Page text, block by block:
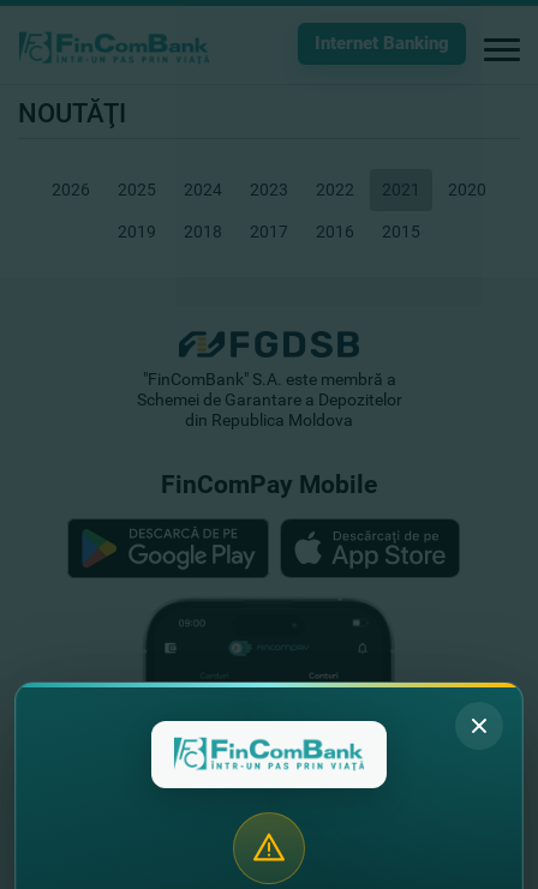
Internet Banking
NOUTĂŢI
2026 2025 2024 2023 2022 2021 2020
2019 2018 2017 2016 2015
"FinComBank" S.A. este membră a
Schemei de Garantare a Depozitelor
din Republica Moldova
FinComPay Mobile